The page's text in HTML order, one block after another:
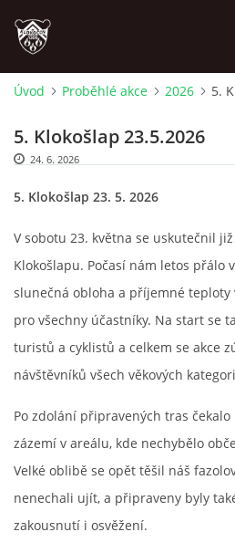
PLÁNOVANÉ AKCE
NOVINKY
FOTOALBUM
INTERNÍ SEKCE
KONTAKTY
Úvod Proběhlé akce 2026 5.
5. Klokošlap 23.5.2026
24. 6. 2026
5. Klokošlap 23. 5. 2026
V sobotu 23. května se uskutečnil
Klokošlapu. Počasí nám letos přálo
slunečná obloha a příjemné
pro všechny účastníky. Na start se
turistů a cyklistů a celkem se akce
návštěvníků všech věkových
Po zdolání připravených tras
zázemí v areálu, kde nechybělo
Velké oblibě se opět těšil náš
nenechali ujít, a připraveny byly
zakousnutí i osvěžení.